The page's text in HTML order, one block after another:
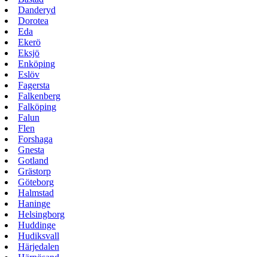
Danderyd
Dorotea
Eda
Ekerö
Eksjö
Enköping
Eslöv
Fagersta
Falkenberg
Falköping
Falun
Flen
Forshaga
Gnesta
Gotland
Grästorp
Göteborg
Halmstad
Haninge
Helsingborg
Huddinge
Hudiksvall
Härjedalen